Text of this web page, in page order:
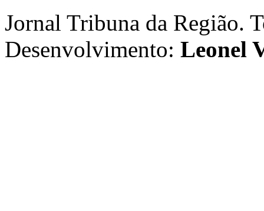
Jornal Tribuna da Região.
Desenvolvimento: Leonel